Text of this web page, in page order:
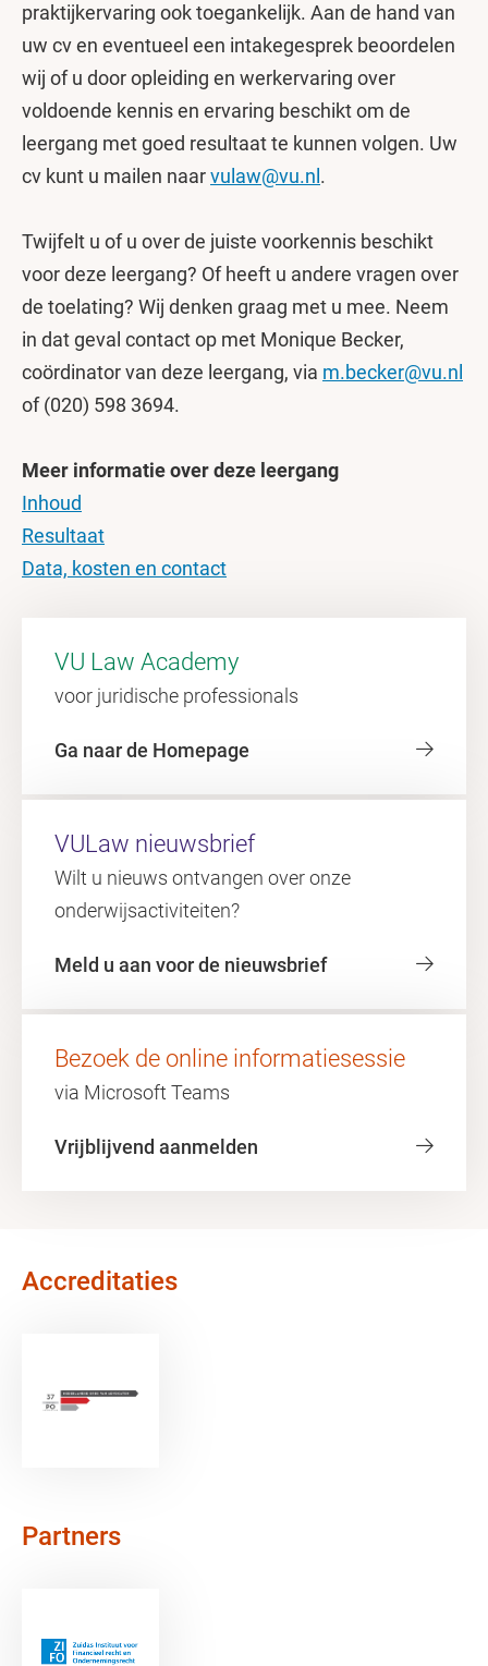
praktijkervaring ook toegankelijk. Aan de hand van
uw cv en eventueel een intakegesprek beoordelen
wij of u door opleiding en werkervaring over
voldoende kennis en ervaring beschikt om de
leergang met goed resultaat te kunnen volgen. Uw
cv kunt u mailen naarvulaw@vu.nl .
Twijfelt u of u over de juiste voorkennis beschikt
voor deze leergang? Of heeft u andere vragen over
de toelating? Wij denken graag met u mee. Neem
in dat geval contact op met Monique Becker,
coördinator van deze leergang, via m.becker@vu.nl
of (020) 598 3694.
Meer informatie over deze leergang
Inhoud
Resultaat
Data, kosten en contact
VU Law Academy
voor juridische professionals
Ga naar de Homepage
VULaw nieuwsbrief
Wilt u nieuws ontvangen over onze
onderwijsactiviteiten?
Meld u aan voor de nieuwsbrief
Bezoek de online informatiesessie
via Microsoft Teams
Vrijblijvend aanmelden
Accreditaties
Partners